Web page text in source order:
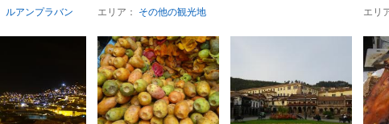
ルアンプラバン
エリア： その他の観光地
エリ